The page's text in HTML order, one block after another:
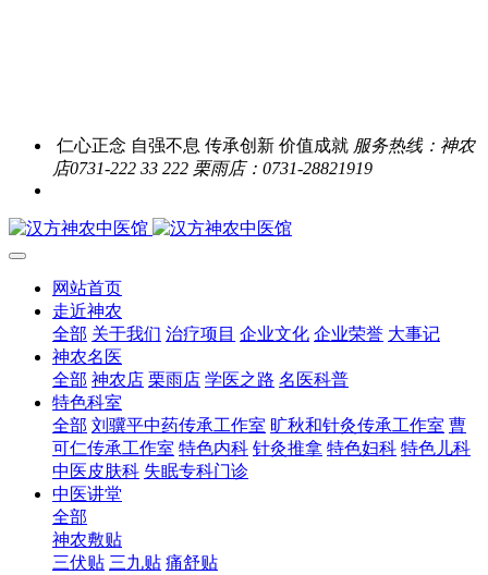
仁心正念 自强不息 传承创新 价值成就 服务热线：神农
店0731-222 33 222 栗雨店：0731-28821919
网站首页
走近神农
全部 关于我们 治疗项目 企业文化 企业荣誉 大事记
神农名医
全部 神农店 栗雨店 学医之路 名医科普
特色科室
全部 刘骥平中药传承工作室 旷秋和针灸传承工作室 曹
可仁传承工作室 特色内科 针灸推拿 特色妇科 特色儿科
中医皮肤科 失眠专科门诊
中医讲堂
全部
神农敷贴
三伏贴 三九贴 痛舒贴